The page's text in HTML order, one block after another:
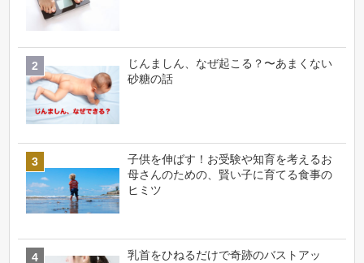
じんましん、なぜ起こる？〜あまくない
砂糖の話
子供を伸ばす！お受験や知育を考えるお
母さんのための、賢い子に育てる食事の
ヒミツ
乳首をひねるだけで奇跡のバストアッ